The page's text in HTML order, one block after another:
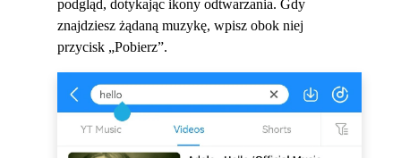
podgląd, dotykając ikony odtwarzania. Gdy
znajdziesz żądaną muzykę, wpisz obok niej
przycisk „Pobierz”.